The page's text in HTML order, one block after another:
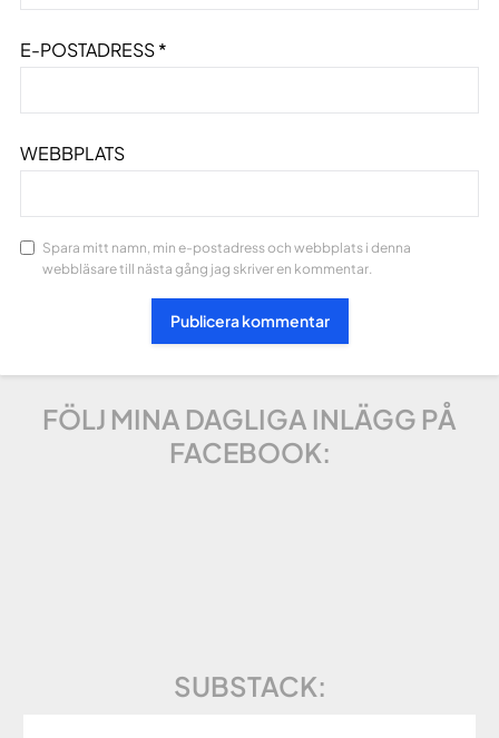
E-POSTADRESS*
WEBBPLATS
Spara mitt namn, min e-postadress och webbplats i denna
webbläsare till nästa gång jag skriver en kommentar.
FÖLJ MINA DAGLIGA INLÄGG PÅ
FACEBOOK:
SUBSTACK: